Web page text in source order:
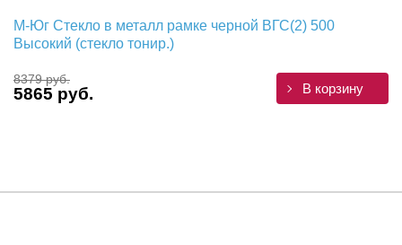
М-Юг Стекло в металл рамке черной ВГС(2) 500
Высокий (стекло тонир.)
8379 руб.
5865 руб. В корзину